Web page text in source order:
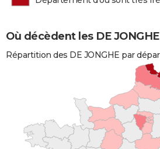
Où décèdent les DE
Répartition des DE JONGHE par